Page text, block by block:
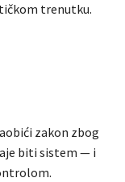
trenutku.
zakon zbog
biti sistem — i